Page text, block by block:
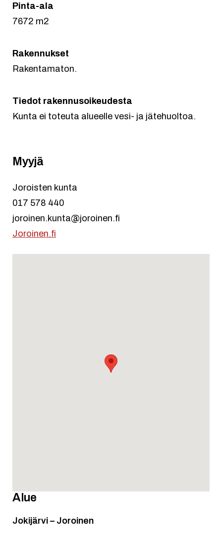
Pinta-ala
7672 m2
Rakennukset
Rakentamaton.
Tiedot rakennusoikeudesta
Kunta ei toteuta alueelle vesi- ja jätehuoltoa.
Myyjä
Joroisten kunta
017 578 440
joroinen.kunta@joroinen.fi
Joroinen.fi
Alue
Jokijärvi – Joroinen